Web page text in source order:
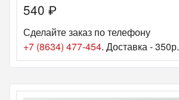
540 ₽
Сделайте заказ по телефону
+7 (8634) 477-454. Доставка - 350р.